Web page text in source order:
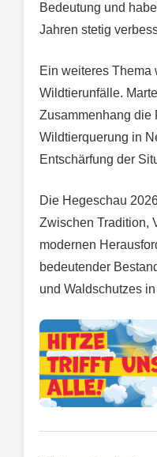
Bedeutung und
Jahren stetig
Ein weiteres Thema
Wildtierunfälle.
Zusammenhang die
Wildtierquerung in
Entschärfung der
Die Hegeschau
Zwischen Tradition,
modernen
bedeutender
und Waldschutzes